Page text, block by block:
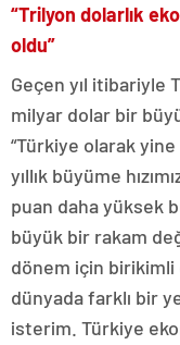
“Trilyon dolarlık
oldu”
Geçen yıl itibariyle
milyar dolar bir
“Türkiye olarak yine
yıllık büyüme
puan daha yüksek
büyük bir rakam
dönem için birikimli
dünyada farklı bir
isterim. Türkiye